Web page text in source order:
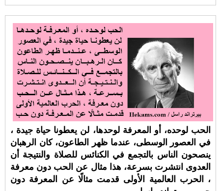
الحب لوحده، أو المعرفة لوحدها، لن يعطونا حياة جيدة ،
في العصور الوسطى، عندما ظهر الطاعون، كان الرهبان
ينصحون الناس بالتجمع في الكنائس للصلاة والنتيجة أن
العدوى انتشرت بسرعة، هذا مثال عن الحب دون معرفة
، الحرب العالمية الأولى قدمت مثالًا عن المعرفة دون